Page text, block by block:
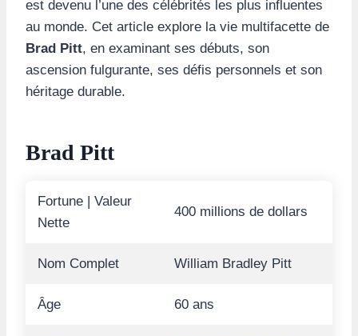
est devenu l’une des célébrités les plus influentes
au monde. Cet article explore la vie multifacette de
Brad Pitt, en examinant ses débuts, son
ascension fulgurante, ses défis personnels et son
héritage durable.
Brad Pitt
Fortune | Valeur
Nette
400 millions de dollars
Nom Complet William Bradley Pitt
Âge 60 ans